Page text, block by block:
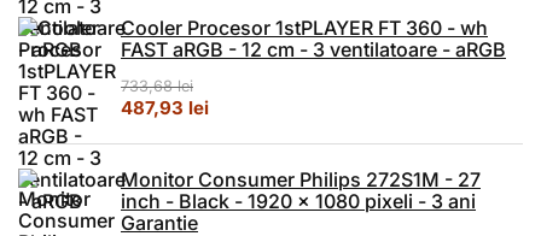
Cooler Procesor 1stPLAYER FT 360 - wh
FAST aRGB - 12 cm - 3 ventilatoare - aRGB
733,68lei
Prețul inițial a fost: 733,68 lei.
487,93 leiPrețul curent este: 487,93 lei.
Monitor Consumer Philips 272S1M - 27
inch - Black - 1920 x 1080 pixeli - 3 ani
Garantie